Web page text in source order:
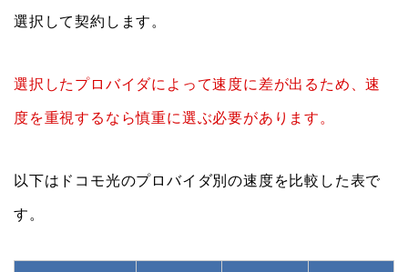
選択して契約します。
選択したプロバイダによって速度に差が出るため、速
度を重視するなら慎重に選ぶ必要があります。
以下はドコモ光のプロバイダ別の速度を比較した表で
す。